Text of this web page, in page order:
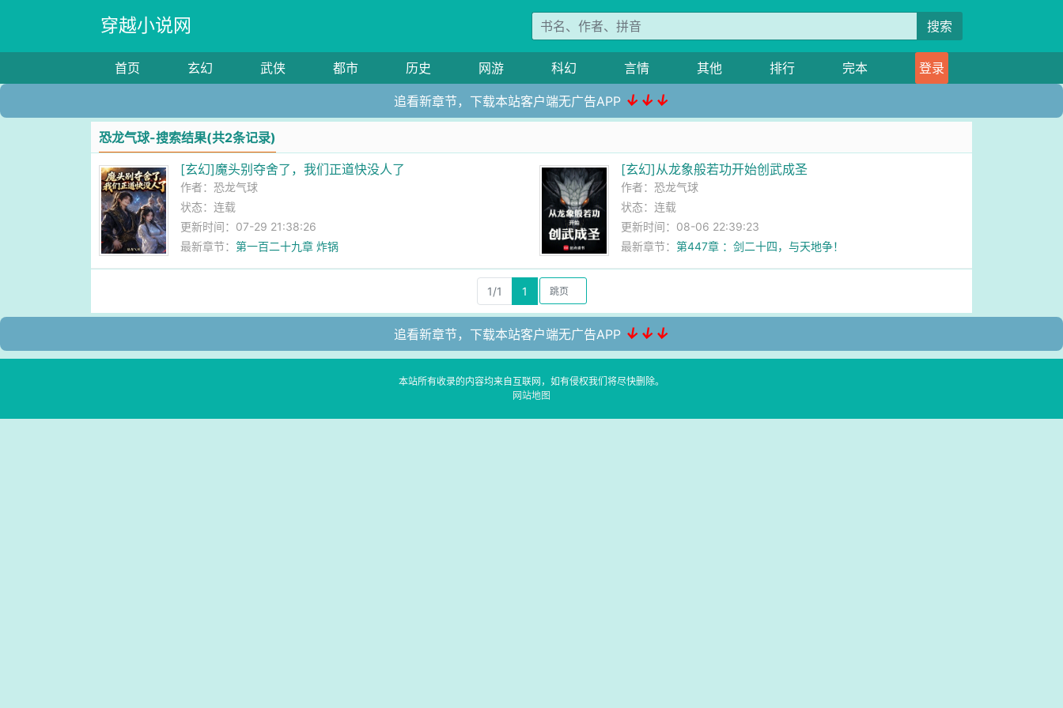
穿越小说网 搜索
首页 玄幻 武侠 都市 历史 网游 科幻 言情 其他 排行 完本 登录
追看新章节，下载本站客户端无广告APP ↓↓↓
恐龙气球-搜索结果(共2条记录)
[玄幻]魔头别夺舍了，我们正道快没人了
作者： 恐龙气球
状态：连载
更新时间：07-29 21:38:26
最新章节：第一百二十九章 炸锅
[玄幻]从龙象般若功开始创武成圣
作者： 恐龙气球
状态：连载
更新时间：08-06 22:39:23
最新章节： 第447章 ：剑二十四，与天地争！
1/1 1
追看新章节，下载本站客户端无广告APP ↓↓↓
本站所有收录的内容均来自互联网，如有侵权我们将尽快删除。
网站地图